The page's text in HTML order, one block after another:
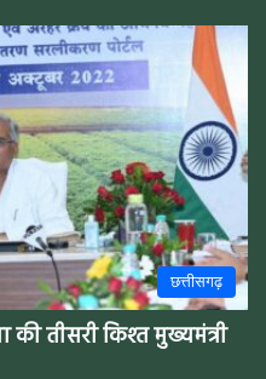
छत्तीसगढ़
की तीसरी किश्त मुख्यमंत्री